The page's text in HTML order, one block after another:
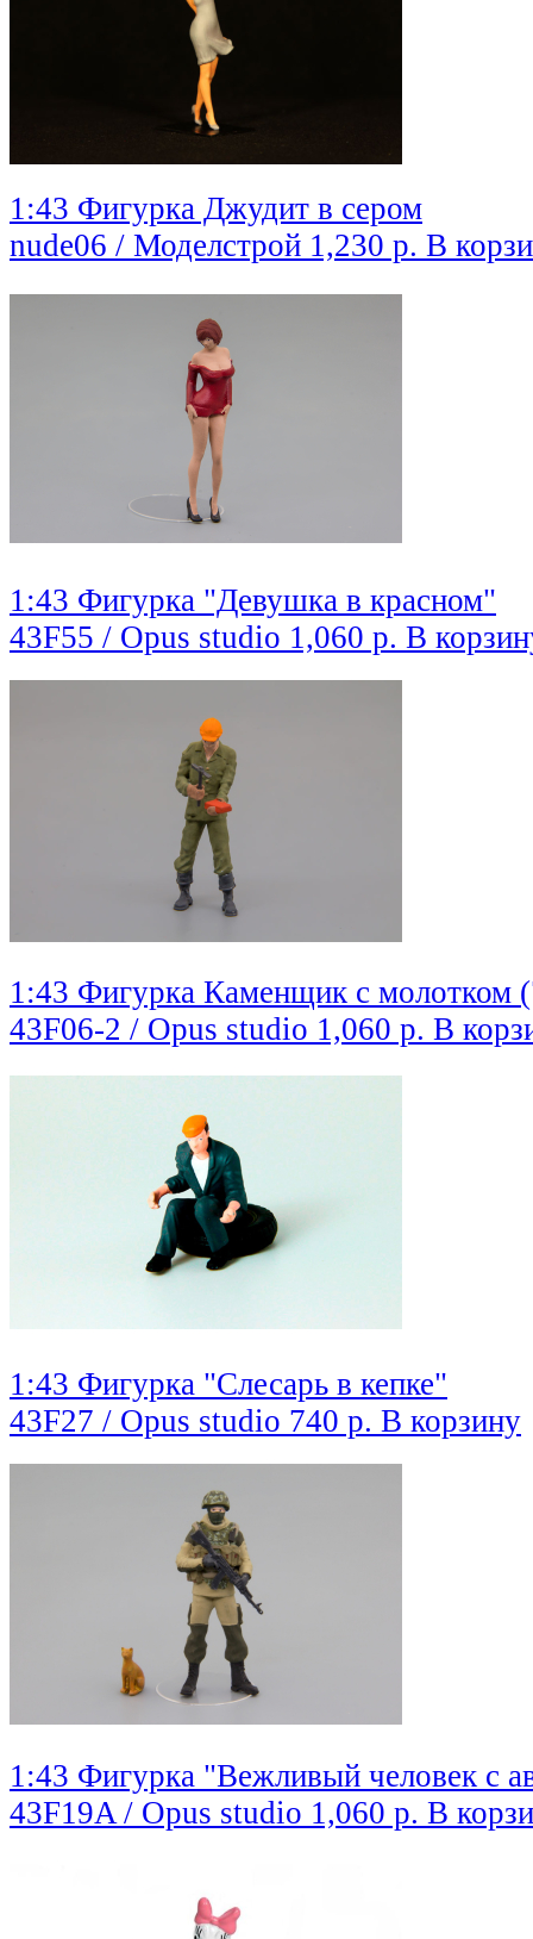
1:43 Фигурка Джудит в сером
nude06 / Моделстрой 1,230 р. В
1:43 Фигурка "Девушка в красном"
43F55 / Opus studio 1,060 р. В
1:43 Фигурка Каменщик с молотком
43F06-2 / Opus studio 1,060 р. В
1:43 Фигурка "Слесарь в кепке"
43F27 / Opus studio 740 р. В корзину
1:43 Фигурка "Вежливый человек с
43F19A / Opus studio 1,060 р. В